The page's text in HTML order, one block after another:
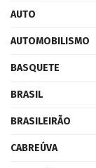
AUTO
AUTOMOBILISMO
BASQUETE
BRASIL
BRASILEIRÃO
CABREÚVA